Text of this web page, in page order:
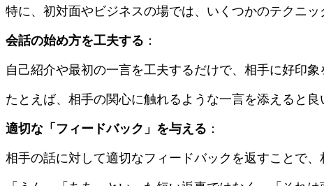
特に、初対面やビジネスの場では、いくつかのテクニッ
会話の始め方を工夫する ：
自己紹介や最初の一言を工夫するだけで、相手に好印象
たとえば、相手の関心に触れるような一言を添えると良
適切な「フィードバック」を与える ：
相手の話に対して適切なフィードバックを返すことで、